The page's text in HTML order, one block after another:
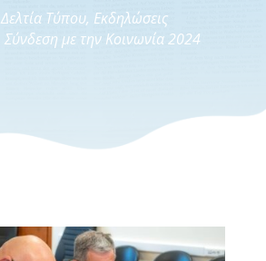
Δελτία Τύπου, Εκδηλώσεις
Σύνδεση με την Κοινωνία 2024